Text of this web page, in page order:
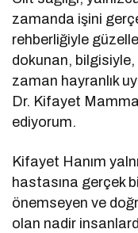
zamanda işini
rehberliğiyle
dokunan,
zaman hayranlık
Dr. Kifayet
ediyorum.
Kifayet Hanım
hastasına gerçek
önemseyen ve
olan nadir